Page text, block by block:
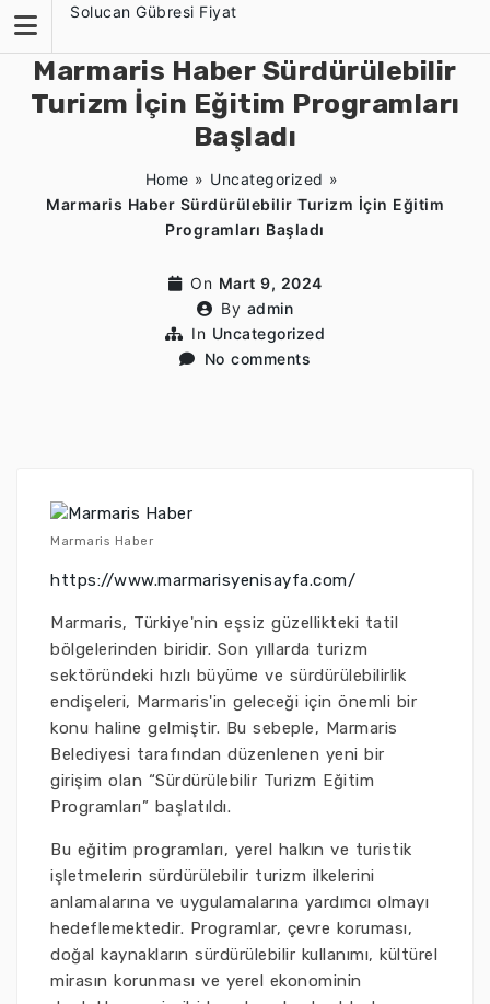
content
Solucan Gübresi Fiyat
Marmaris Haber Sürdürülebilir
Turizm İçin Eğitim Programları
Başladı
Home » Uncategorized »
Marmaris Haber Sürdürülebilir Turizm İçin Eğitim
Programları Başladı
On Mart 9, 2024
By admin
In Uncategorized
No comments
Marmaris Haber
https://www.marmarisyenisayfa.com/
Marmaris, Türkiye'nin eşsiz güzellikteki tatil
bölgelerinden biridir. Son yıllarda turizm
sektöründeki hızlı büyüme ve sürdürülebilirlik
endişeleri, Marmaris'in geleceği için önemli bir
konu haline gelmiştir. Bu sebeple, Marmaris
Belediyesi tarafından düzenlenen yeni bir
girişim olan “Sürdürülebilir Turizm Eğitim
Programları” başlatıldı.
Bu eğitim programları, yerel halkın ve turistik
işletmelerin sürdürülebilir turizm ilkelerini
anlamalarına ve uygulamalarına yardımcı olmayı
hedeflemektedir. Programlar, çevre koruması,
doğal kaynakların sürdürülebilir kullanımı, kültürel
mirasın korunması ve yerel ekonominin